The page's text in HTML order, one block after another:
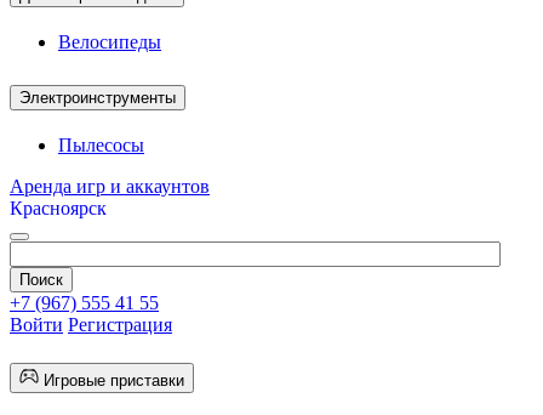
Велосипеды
Электроинструменты
Пылесосы
Аренда игр и аккаунтов
Красноярск
+7 (967) 555 41 55
Войти Регистрация
Игровые приставки